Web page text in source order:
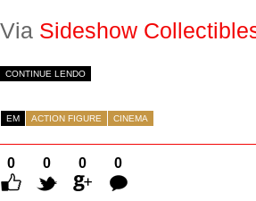
Via Sideshow
CONTINUE LENDO
EM ACTION FIGURE CINEMA
0 0 0
0
Comentários